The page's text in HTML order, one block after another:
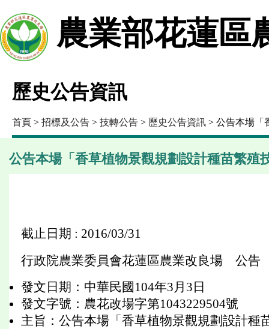
農業部花蓮區
歷史公告資訊
首頁 > 招標及公告 > 技轉公告 > 歷史公告資訊 > 公告本場「
公告本場「香草植物景觀規劃設計種苗繁殖
截止日期 : 2016/03/31
行政院農業委員會花蓮區農業改良場 公告
發文日期：中華民國104年3月3日
發文字號：農花改場字第1043229504號
主旨：公告本場「香草植物景觀規劃設計種